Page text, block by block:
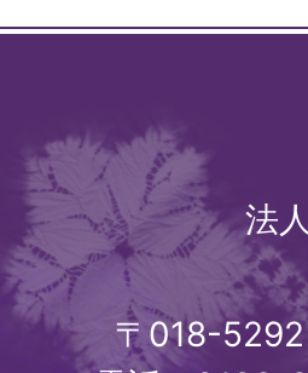
法
〒018-5292